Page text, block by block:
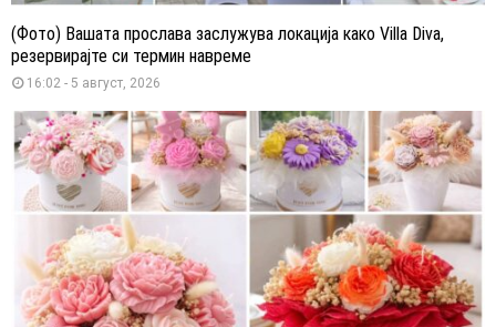
(Фото) Вашата прослава заслужува локација како Villa Diva,
резервирајте си термин навреме
16:02 - 5 август, 2026